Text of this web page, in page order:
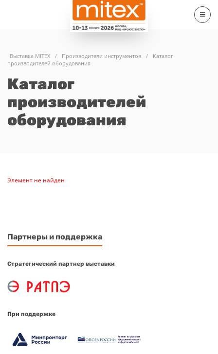
Выставка MITEX / Производители инструментов /
Каталог
производителей оборудования
Каталог
производителей
оборудования
Элемент не найден
Партнеры и поддержка
Стратегический партнер выставки
При поддержке